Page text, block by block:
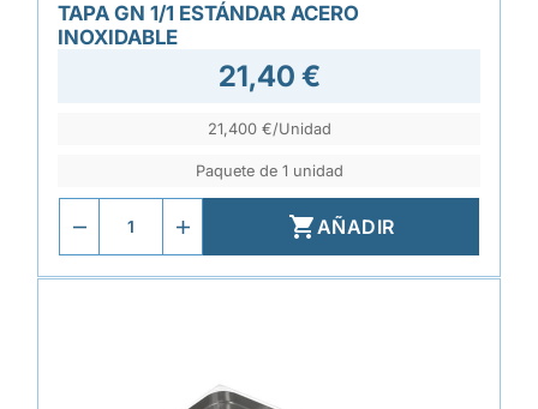
TAPA GN 1/1 ESTÁNDAR ACERO
INOXIDABLE
21,40 €
21,400 €/Unidad
Paquete de 1 unidad
AÑADIR